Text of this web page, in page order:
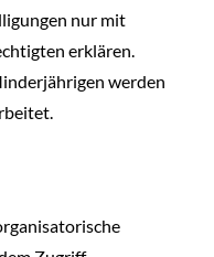
nur mit
erklären.
werden